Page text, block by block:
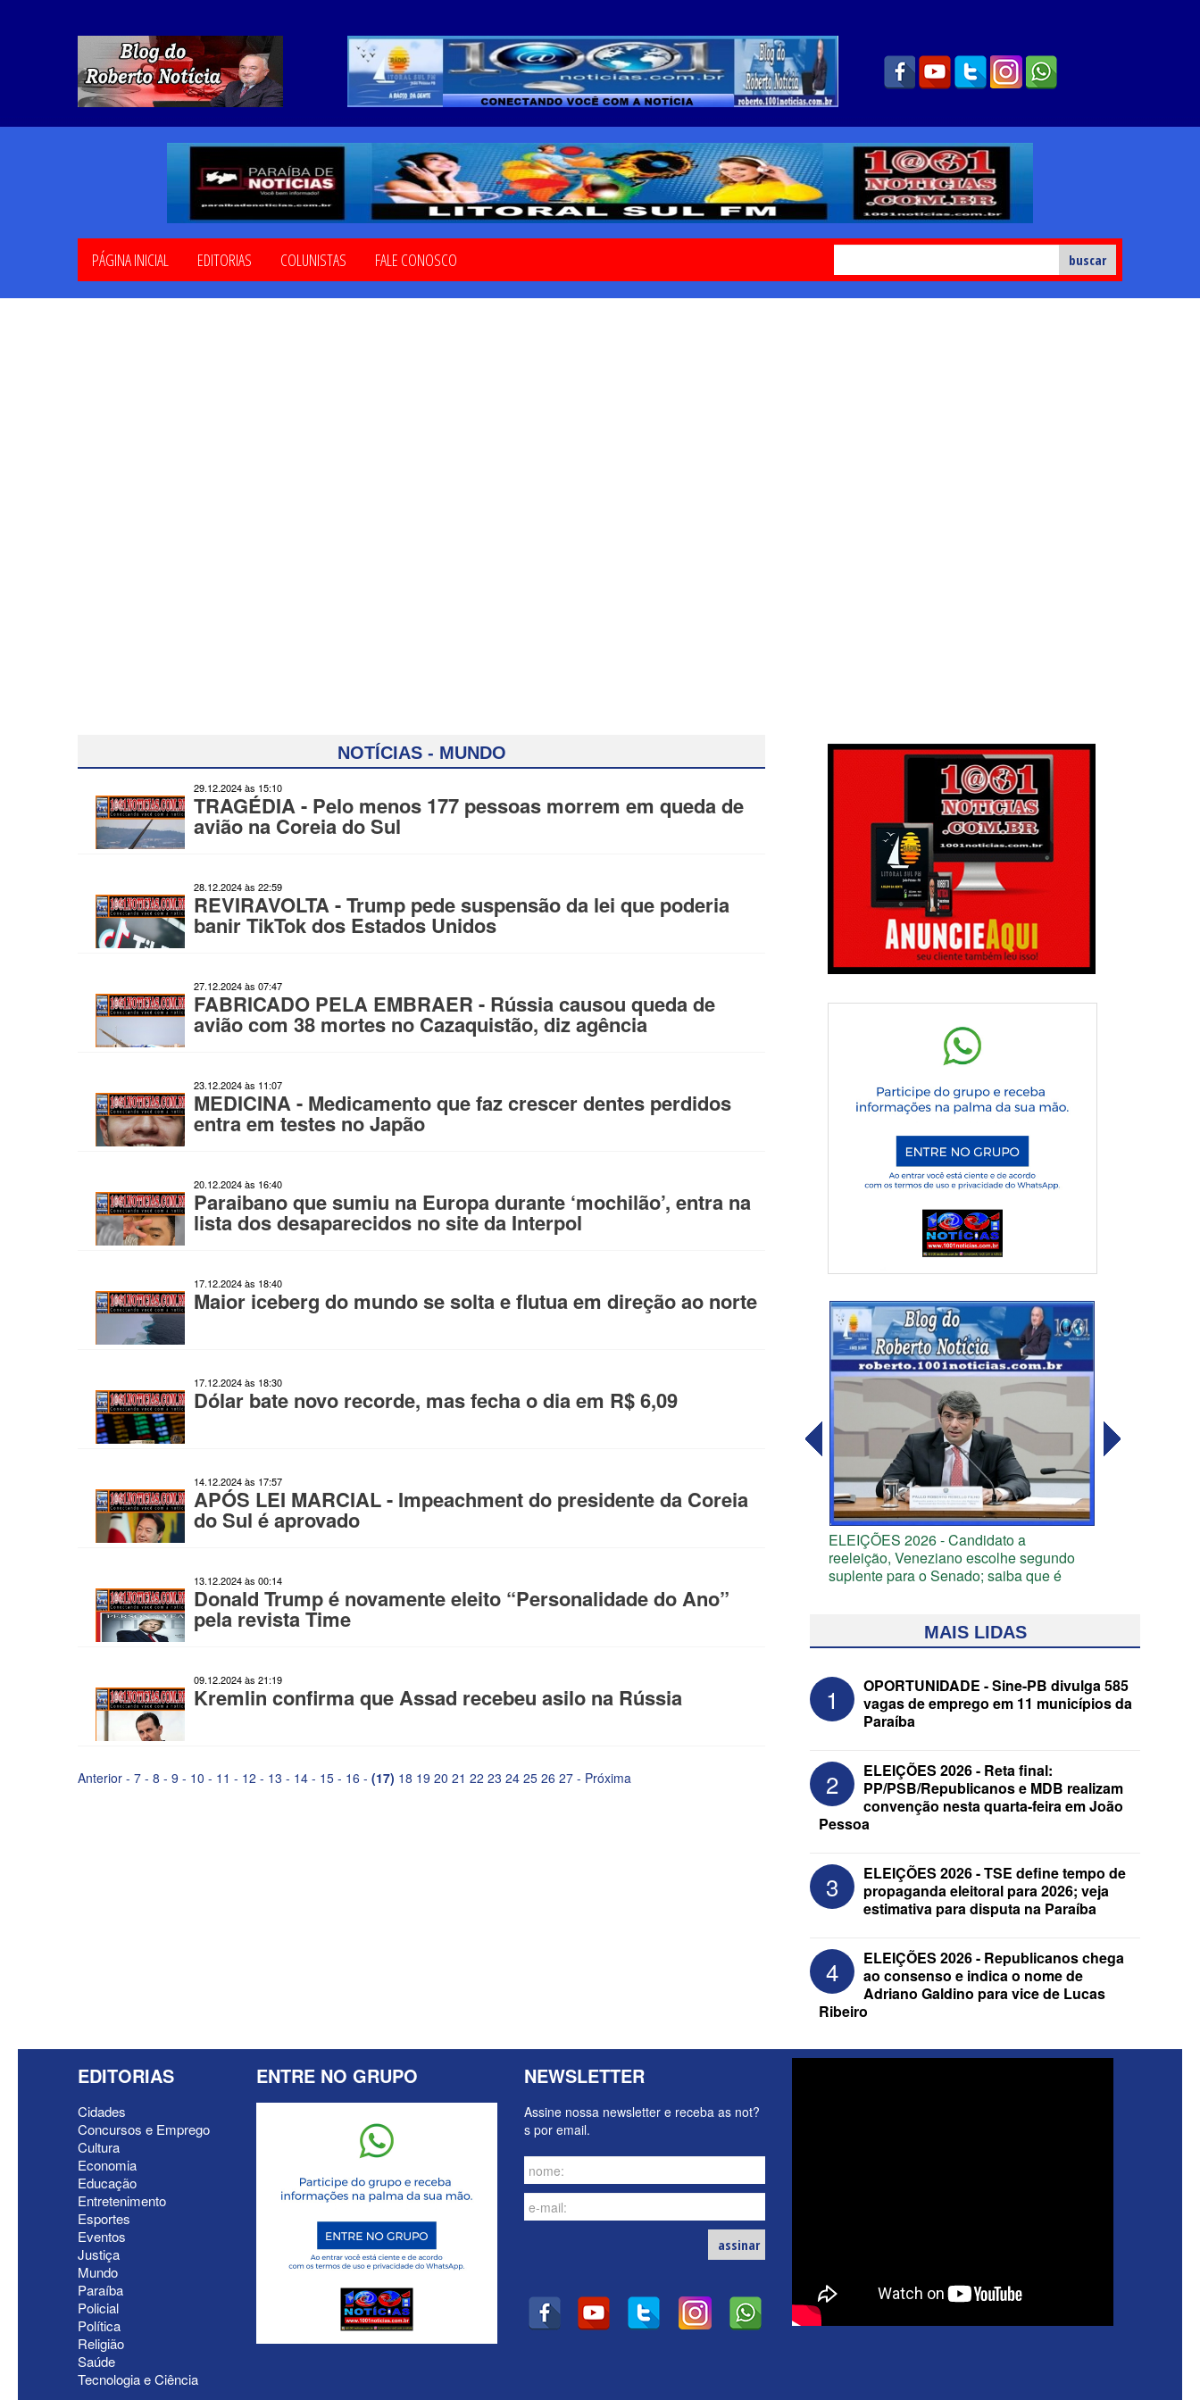
PÁGINA INICIAL EDITORIAS COLUNISTAS FALE CONOSCO
NOTÍCIAS - MUNDO
29.12.2024 às 15:10
TRAGÉDIA - Pelo menos 177 pessoas morrem em queda de
avião na Coreia do Sul
28.12.2024 às 22:59
REVIRAVOLTA - Trump pede suspensão da lei que poderia
banir TikTok dos Estados Unidos
27.12.2024 às 07:47
FABRICADO PELA EMBRAER - Rússia causou queda de
avião com 38 mortes no Cazaquistão, diz agência
23.12.2024 às 11:07
MEDICINA - Medicamento que faz crescer dentes perdidos
entra em testes no Japão
20.12.2024 às 16:40
Paraibano que sumiu na Europa durante ‘mochilão’, entra na
lista dos desaparecidos no site da Interpol
17.12.2024 às 18:40
Maior iceberg do mundo se solta e flutua em direção ao norte
17.12.2024 às 18:30
Dólar bate novo recorde, mas fecha o dia em R$ 6,09
14.12.2024 às 17:57
APÓS LEI MARCIAL - Impeachment do presidente da Coreia
do Sul é aprovado
13.12.2024 às 00:14
Donald Trump é novamente eleito “Personalidade do Ano”
pela revista Time
09.12.2024 às 21:19
Kremlin confirma que Assad recebeu asilo na Rússia
Anterior - 7 - 8 - 9 - 10 - 11 - 12 - 13 - 14 - 15 - 16 - (17) 18 19 20 21 22 23 24 25 26 27 - Próxima
ELEIÇÕES 2026 - Candidato a
reeleição, Veneziano escolhe segundo
suplente para o Senado; saiba que é
ELEIÇÕES 2026 - Após convenções,
Senado da Paraíba
MAIS LIDAS
1
OPORTUNIDADE - Sine-PB divulga 585
vagas de emprego em 11 municípios da
Paraíba
2
ELEIÇÕES 2026 - Reta final:
PP/PSB/Republicanos e MDB realizam
convenção nesta quarta-feira em João
Pessoa
3
ELEIÇÕES 2026 - TSE define tempo de
propaganda eleitoral para 2026; veja
estimativa para disputa na Paraíba
4
ELEIÇÕES 2026 - Republicanos chega
ao consenso e indica o nome de
Adriano Galdino para vice de Lucas
Ribeiro
EDITORIAS
Cidades
Concursos e Emprego
Cultura
Economia
Educação
Entretenimento
Esportes
Eventos
Justiça
Mundo
Paraíba
Policial
Política
Religião
Saúde
Tecnologia e Ciência
ENTRE NO GRUPO NEWSLETTER
Assine nossa newsletter e receba as not?
s por email.